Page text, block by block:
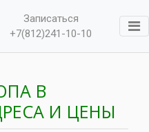
Записаться
+7(812)241-10-10
В
И ЦЕНЫ